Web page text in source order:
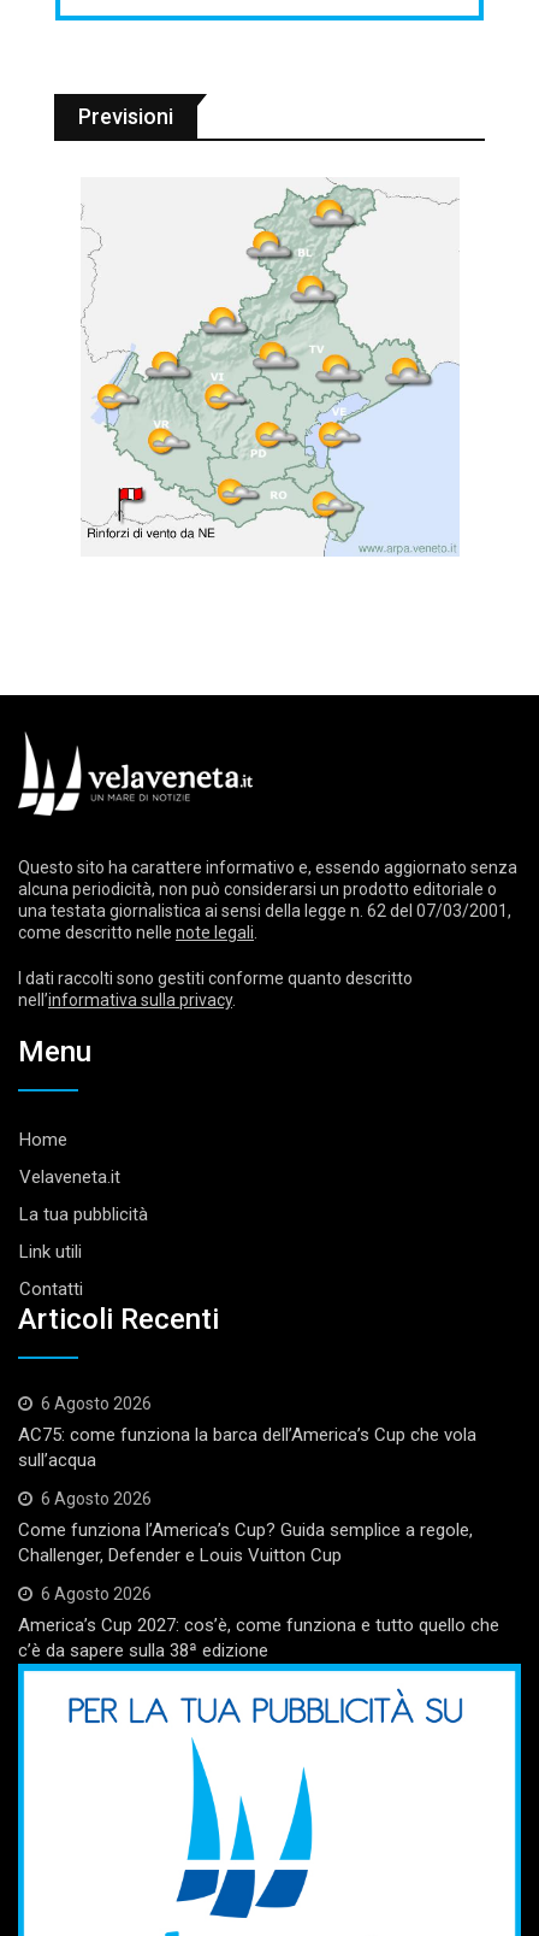
Previsioni
Questo sito ha carattere informativo e, essendo aggiornato senza
alcuna periodicità, non può considerarsi un prodotto editoriale o
una testata giornalistica ai sensi della legge n. 62 del 07/03/2001,
come descritto nelle note legali.
I dati raccolti sono gestiti conforme quanto descritto
nell’informativa sulla privacy.
Menu
Home
Velaveneta.it
La tua pubblicità
Link utili
Contatti
Articoli Recenti
6 Agosto 2026
AC75: come funziona la barca dell’America’s Cup che vola
sull’acqua
6 Agosto 2026
Come funziona l’America’s Cup? Guida semplice a regole,
Challenger, Defender e Louis Vuitton Cup
6 Agosto 2026
America’s Cup 2027: cos’è, come funziona e tutto quello che
c’è da sapere sulla 38ª edizione